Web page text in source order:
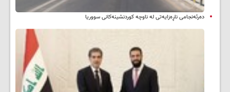
دەرئەنجامی ناڕەزایەتی لە ناوچە کوردنشینەکانی سووریا